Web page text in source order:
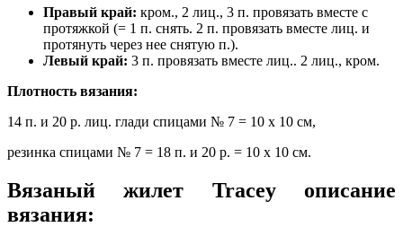
Правый край: кром., 2 лиц., 3 п. провязать вместе с
протяжкой (= 1 п. снять. 2 п. провязать вместе лиц. и
протянуть через нее снятую п.).
Левый край: 3 п. провязать вместе лиц.. 2 лиц., кром.
Плотность вязания:
14 п. и 20 р. лиц. глади спицами № 7 = 10 х 10 см,
резинка спицами № 7 = 18 п. и 20 р. = 10 х 10 см.
Вязаный жилет Tracey описание
вязания: